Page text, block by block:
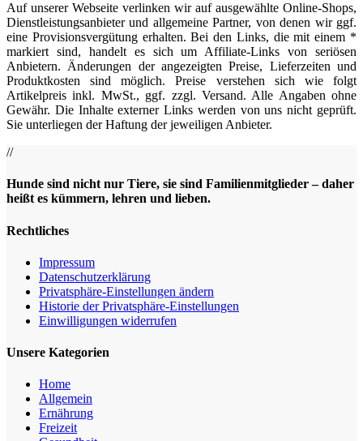
Auf unserer Webseite verlinken wir auf ausgewählte Online-Shops,
Dienstleistungsanbieter und allgemeine Partner, von denen wir ggf.
eine Provisionsvergütung erhalten. Bei den Links, die mit einem *
markiert sind, handelt es sich um Affiliate-Links von seriösen
Anbietern. Änderungen der angezeigten Preise, Lieferzeiten und
Produktkosten sind möglich. Preise verstehen sich wie folgt
Artikelpreis inkl. MwSt., ggf. zzgl. Versand. Alle Angaben ohne
Gewähr. Die Inhalte externer Links werden von uns nicht geprüft.
Sie unterliegen der Haftung der jeweiligen Anbieter.
//
Hunde sind nicht nur Tiere, sie sind Familienmitglieder – daher
heißt es kümmern, lehren und lieben.
Rechtliches
Impressum
Datenschutz­erklärung
Privatsphäre-Einstellungen ändern
Historie der Privatsphäre-Einstellungen
Einwilligungen widerrufen
Unsere Kategorien
Home
Allgemein
Ernährung
Freizeit